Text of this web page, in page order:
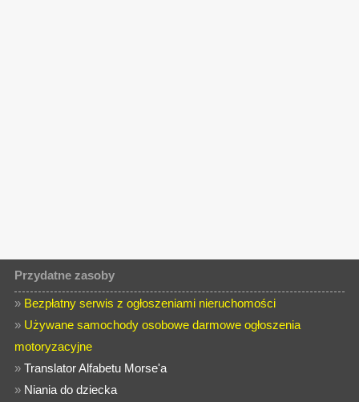
Przydatne zasoby
» Bezpłatny serwis z ogłoszeniami nieruchomości
» Używane samochody osobowe darmowe ogłoszenia
motoryzacyjne
»Translator Alfabetu Morse'a
» Niania do dziecka